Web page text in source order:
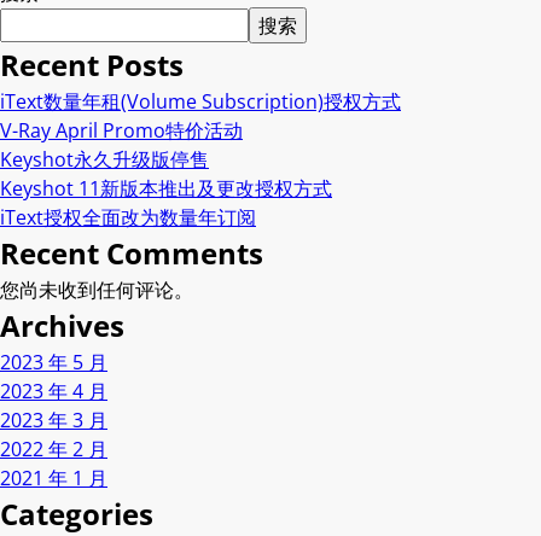
搜索
Recent Posts
iText数量年租(Volume Subscription)授权方式
V-Ray April Promo特价活动
Keyshot永久升级版停售
Keyshot 11新版本推出及更改授权方式
iText授权全面改为数量年订阅
Recent Comments
您尚未收到任何评论。
Archives
2023 年 5 月
2023 年 4 月
2023 年 3 月
2022 年 2 月
2021 年 1 月
Categories